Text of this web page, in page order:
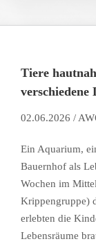
Tiere
verschiedene
02.06.2026 /
Ein Aquarium,
Bauernhof als
Wochen im
Krippengruppe)
erlebten die
Lebensräume